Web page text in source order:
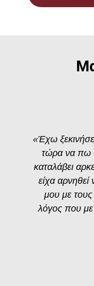
«Έχω
τώρα να πω
καταλάβει
είχα αρνηθεί
μου με
λόγος που